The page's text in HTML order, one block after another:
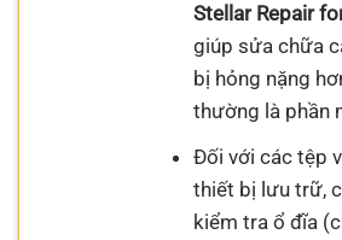
Stellar Repair
giúp sửa chữa
bị hỏng nặng
thường là phần
Đối với các tệp
thiết bị lưu trữ,
kiểm tra ổ đĩa